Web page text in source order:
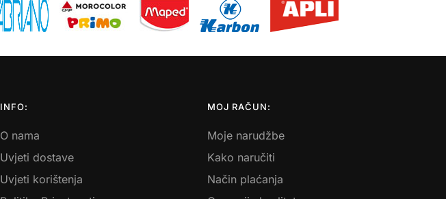
INFO:
O nama
Uvjeti dostave
Uvjeti korištenja
MOJ RAČUN:
Moje narudžbe
Kako naručiti
Način plaćanja